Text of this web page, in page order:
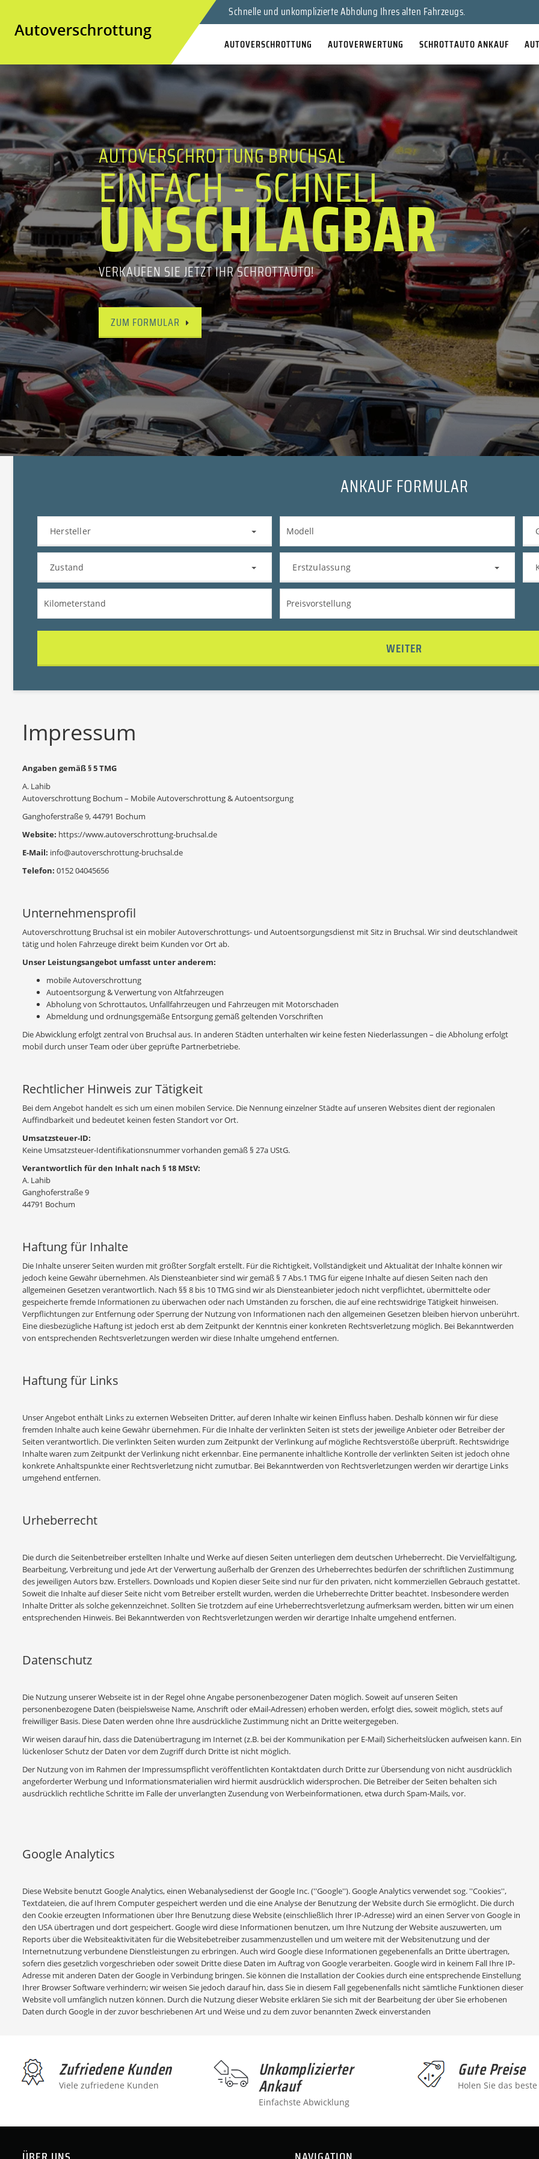
Schnelle und unkomplizierte Abholung Ihres alten Fahrzeugs.
AUTOVERSCHROTTUNG AUTOVERWERTUNG SCHROTTAUTO ANKAUF
AUTOVERSCHROTTUNG BRUCHSAL
EINFACH - SCHNELL
UNSCHLAGBAR
VERKAUFEN SIE JETZT IHR SCHROTTAUTO!
ZUM FORMULAR
ANKAUF FORMULAR
Hersteller
Zustand Erstzulassung
WEITER
Impressum
Angaben gemäß § 5 TMG
A. Lahib
Autoverschrottung Bochum – Mobile Autoverschrottung & Autoentsorgung
Ganghoferstraße 9, 44791 Bochum
Website: https://www.autoverschrottung-bruchsal.de
E-Mail: info@autoverschrottung-bruchsal.de
Telefon: 0152 04045656
Unternehmensprofil
Autoverschrottung Bruchsal ist ein mobiler Autoverschrottungs- und Autoentsorgungsdienst mit Sitz in Bruchsal. Wir sind deutschlandweit
tätig und holen Fahrzeuge direkt beim Kunden vor Ort ab.
Unser Leistungsangebot umfasst unter anderem:
mobile Autoverschrottung
Autoentsorgung & Verwertung von Altfahrzeugen
Abholung von Schrottautos, Unfallfahrzeugen und Fahrzeugen mit Motorschaden
Abmeldung und ordnungsgemäße Entsorgung gemäß geltenden Vorschriften
Die Abwicklung erfolgt zentral von Bruchsal aus. In anderen Städten unterhalten wir keine festen Niederlassungen – die Abholung erfolgt
mobil durch unser Team oder über geprüfte Partnerbetriebe.
Rechtlicher Hinweis zur Tätigkeit
Bei dem Angebot handelt es sich um einen mobilen Service. Die Nennung einzelner Städte auf unseren Websites dient der regionalen
Auffindbarkeit und bedeutet keinen festen Standort vor Ort.
Umsatzsteuer-ID:
Keine Umsatzsteuer-Identifikationsnummer vorhanden gemäß § 27a UStG.
Verantwortlich für den Inhalt nach § 18 MStV:
A. Lahib
Ganghoferstraße 9
44791 Bochum
Haftung für Inhalte
Die Inhalte unserer Seiten wurden mit größter Sorgfalt erstellt. Für die Richtigkeit, Vollständigkeit und Aktualität der Inhalte können wir
jedoch keine Gewähr übernehmen. Als Diensteanbieter sind wir gemäß § 7 Abs.1 TMG für eigene Inhalte auf diesen Seiten nach den
allgemeinen Gesetzen verantwortlich. Nach §§ 8 bis 10 TMG sind wir als Diensteanbieter jedoch nicht verpflichtet, übermittelte oder
gespeicherte fremde Informationen zu überwachen oder nach Umständen zu forschen, die auf eine rechtswidrige Tätigkeit hinweisen.
Verpflichtungen zur Entfernung oder Sperrung der Nutzung von Informationen nach den allgemeinen Gesetzen bleiben hiervon unberührt.
Eine diesbezügliche Haftung ist jedoch erst ab dem Zeitpunkt der Kenntnis einer konkreten Rechtsverletzung möglich. Bei Bekanntwerden
von entsprechenden Rechtsverletzungen werden wir diese Inhalte umgehend entfernen.
Haftung für Links
Unser Angebot enthält Links zu externen Webseiten Dritter, auf deren Inhalte wir keinen Einfluss haben. Deshalb können wir für diese
fremden Inhalte auch keine Gewähr übernehmen. Für die Inhalte der verlinkten Seiten ist stets der jeweilige Anbieter oder Betreiber der
Seiten verantwortlich. Die verlinkten Seiten wurden zum Zeitpunkt der Verlinkung auf mögliche Rechtsverstöße überprüft. Rechtswidrige
Inhalte waren zum Zeitpunkt der Verlinkung nicht erkennbar. Eine permanente inhaltliche Kontrolle der verlinkten Seiten ist jedoch ohne
konkrete Anhaltspunkte einer Rechtsverletzung nicht zumutbar. Bei Bekanntwerden von Rechtsverletzungen werden wir derartige Links
umgehend entfernen.
Urheberrecht
Die durch die Seitenbetreiber erstellten Inhalte und Werke auf diesen Seiten unterliegen dem deutschen Urheberrecht. Die Vervielfältigung,
Bearbeitung, Verbreitung und jede Art der Verwertung außerhalb der Grenzen des Urheberrechtes bedürfen der schriftlichen Zustimmung
des jeweiligen Autors bzw. Erstellers. Downloads und Kopien dieser Seite sind nur für den privaten, nicht kommerziellen Gebrauch gestattet.
Soweit die Inhalte auf dieser Seite nicht vom Betreiber erstellt wurden, werden die Urheberrechte Dritter beachtet. Insbesondere werden
Inhalte Dritter als solche gekennzeichnet. Sollten Sie trotzdem auf eine Urheberrechtsverletzung aufmerksam werden, bitten wir um einen
entsprechenden Hinweis. Bei Bekanntwerden von Rechtsverletzungen werden wir derartige Inhalte umgehend entfernen.
Datenschutz
Die Nutzung unserer Webseite ist in der Regel ohne Angabe personenbezogener Daten möglich. Soweit auf unseren Seiten
personenbezogene Daten (beispielsweise Name, Anschrift oder eMail-Adressen) erhoben werden, erfolgt dies, soweit möglich, stets auf
freiwilliger Basis. Diese Daten werden ohne Ihre ausdrückliche Zustimmung nicht an Dritte weitergegeben.
Wir weisen darauf hin, dass die Datenübertragung im Internet (z.B. bei der Kommunikation per E-Mail) Sicherheitslücken aufweisen kann. Ein
lückenloser Schutz der Daten vor dem Zugriff durch Dritte ist nicht möglich.
Der Nutzung von im Rahmen der Impressumspflicht veröffentlichten Kontaktdaten durch Dritte zur Übersendung von nicht ausdrücklich
angeforderter Werbung und Informationsmaterialien wird hiermit ausdrücklich widersprochen. Die Betreiber der Seiten behalten sich
ausdrücklich rechtliche Schritte im Falle der unverlangten Zusendung von Werbeinformationen, etwa durch Spam-Mails, vor.
Google Analytics
Diese Website benutzt Google Analytics, einen Webanalysedienst der Google Inc. (''Google''). Google Analytics verwendet sog. ''Cookies'',
Textdateien, die auf Ihrem Computer gespeichert werden und die eine Analyse der Benutzung der Website durch Sie ermöglicht. Die durch
den Cookie erzeugten Informationen über Ihre Benutzung diese Website (einschließlich Ihrer IP-Adresse) wird an einen Server von Google in
den USA übertragen und dort gespeichert. Google wird diese Informationen benutzen, um Ihre Nutzung der Website auszuwerten, um
Reports über die Websiteaktivitäten für die Websitebetreiber zusammenzustellen und um weitere mit der Websitenutzung und der
Internetnutzung verbundene Dienstleistungen zu erbringen. Auch wird Google diese Informationen gegebenenfalls an Dritte übertragen,
sofern dies gesetzlich vorgeschrieben oder soweit Dritte diese Daten im Auftrag von Google verarbeiten. Google wird in keinem Fall Ihre IP-
Adresse mit anderen Daten der Google in Verbindung bringen. Sie können die Installation der Cookies durch eine entsprechende Einstellung
Ihrer Browser Software verhindern; wir weisen Sie jedoch darauf hin, dass Sie in diesem Fall gegebenenfalls nicht sämtliche Funktionen dieser
Website voll umfänglich nutzen können. Durch die Nutzung dieser Website erklären Sie sich mit der Bearbeitung der über Sie erhobenen
Daten durch Google in der zuvor beschriebenen Art und Weise und zu dem zuvor benannten Zweck einverstanden
Zufriedene Kunden
Viele zufriedene Kunden
Unkomplizierter
Ankauf
Einfachste Abwicklung
Gute Preise
Holen Sie das